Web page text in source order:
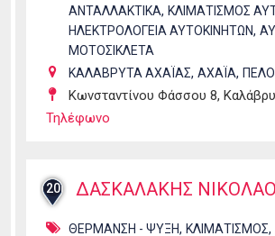
ΑΝΤΑΛΛΑΚΤΙΚΑ, ΚΛΙΜΑΤΙΣΜΟΣ
ΗΛΕΚΤΡΟΛΟΓΕΙΑ ΑΥΤΟΚΙΝΗΤΩΝ,
ΜΟΤΟΣΙΚΛΕΤΑ
ΚΑΛΑΒΡΥΤΑ ΑΧΑΪΑΣ, ΑΧΑΪΑ,
Κωνσταντίνου Φάσσου 8,
Τηλέφωνο
20 ΔΑΣΚΑΛΑΚΗΣ
ΘΕΡΜΑΝΣΗ - ΨΥΞΗ, ΚΛΙΜΑΤΙΣΜΟΣ,